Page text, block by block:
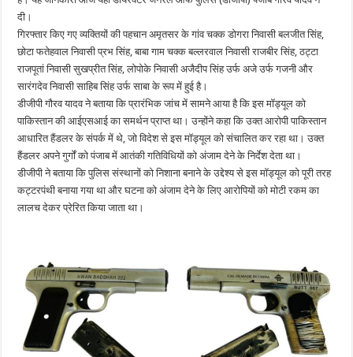
दी।
गिरफ्तार किए गए व्यक्तियों की पहचान अमृतसर के गांव चक्क डोगरा निवासी बलजीत सिंह,
छोटा फतेहवाल निवासी प्रभ सिंह, बाबा गाम चक्क बल्लरवाल निवासी राजबीर सिंह, ठट्टा
राजपूतां निवासी सुखप्रीत सिंह, लोपोके निवासी अजैदीप सिंह उर्फ अजे उर्फ गजनी और
सारंगदेव निवासी साहिब सिंह उर्फ साबा के रूप में हुई है।
डीजीपी गौरव यादव ने बताया कि प्रारंभिक जांच में सामने आया है कि इस मॉड्यूल को
पाकिस्तान की आईएसआई का समर्थन प्राप्त था। उन्होंने कहा कि उक्त आरोपी पाकिस्तान
आधारित हैंडलर के संपर्क में थे, जो विदेश से इस मॉड्यूल को संचालित कर रहा था। उक्त
हैंडलर अपने गुर्गों को पंजाब में आतंकी गतिविधियों को अंजाम देने के निर्देश देता था।
डीजीपी ने बताया कि पुलिस संस्थानों को निशाना बनाने के उद्देश्य से इस मॉड्यूल को पूरी तरह
कट्टरपंथी बनाया गया था और घटना को अंजाम देने के लिए आरोपियों को मोटी रकम का
लालच देकर प्रेरित किया जाता था।